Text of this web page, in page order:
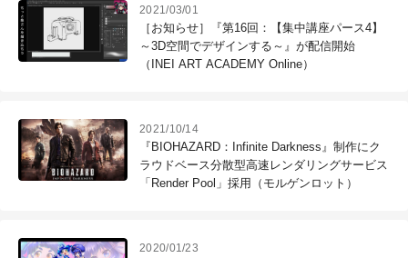
2021/03/01
［お知らせ］『第16回：【集中講座パース4】
～3D空間でデザインする～』が配信開始
（INEI ART ACADEMY Online）
2021/10/14
『BIOHAZARD：Infinite Darkness』制作にク
ラウドベース分散型高速レンダリングサービス
「Render Pool」採用（モルゲンロット）
2020/01/23